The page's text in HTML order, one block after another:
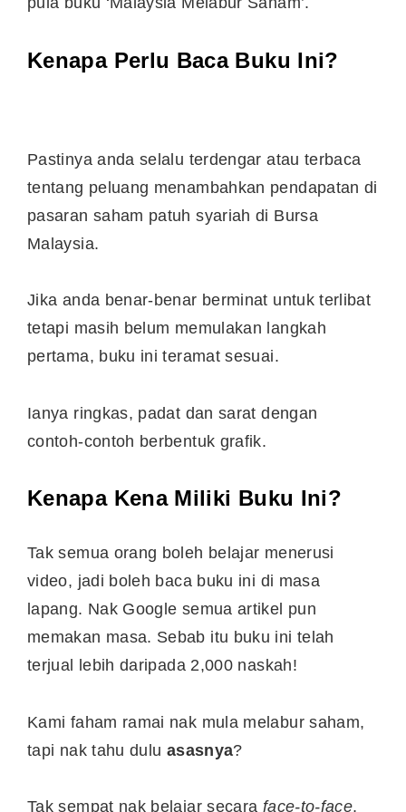
Kenapa Perlu Baca Buku Ini?
Pastinya anda selalu terdengar atau terbaca
tentang peluang menambahkan pendapatan di
pasaran saham patuh syariah di Bursa
Malaysia.
Jika anda benar-benar berminat untuk terlibat
tetapi masih belum memulakan langkah
pertama, buku ini teramat sesuai.
Ianya ringkas, padat dan sarat dengan
contoh-contoh berbentuk grafik.
Kenapa Kena Miliki Buku Ini?
Tak semua orang boleh belajar menerusi
video, jadi boleh baca buku ini di masa
lapang. Nak Google semua artikel pun
memakan masa. Sebab itu buku ini telah
terjual lebih daripada 2,000 naskah!
Kami faham ramai nak mula melabur saham,
tapi nak tahu dulu asasnya?
Tak sempat nak belajar secara face-to-face,